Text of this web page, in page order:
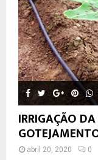
IRRIGAÇÃO
abril 20, 2020 0